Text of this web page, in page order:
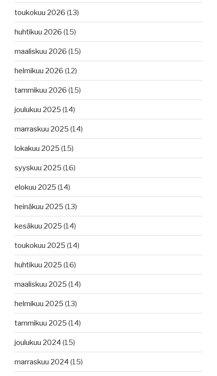
toukokuu 2026 (13)
huhtikuu 2026 (15)
maaliskuu 2026 (15)
helmikuu 2026 (12)
tammikuu 2026 (15)
joulukuu 2025 (14)
marraskuu 2025 (14)
lokakuu 2025 (15)
syyskuu 2025 (16)
elokuu 2025 (14)
heinäkuu 2025 (13)
kesäkuu 2025 (14)
toukokuu 2025 (14)
huhtikuu 2025 (16)
maaliskuu 2025 (14)
helmikuu 2025 (13)
tammikuu 2025 (14)
joulukuu 2024 (15)
marraskuu 2024 (15)